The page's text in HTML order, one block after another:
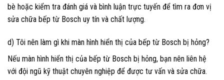
bè hoặc kiểm tra đánh giá và bình luận trực tuyến để tìm ra đơn vị
sửa chữa bếp từ Bosch uy tín và chất lượng.
d) Tôi nên làm gì khi màn hình hiển thị của bếp từ Bosch bị hỏng?
Nếu màn hình hiển thị của bếp từ Bosch bị hỏng, bạn nên liên hệ
với đội ngũ kỹ thuật chuyên nghiệp để được tư vấn và sửa chữa.